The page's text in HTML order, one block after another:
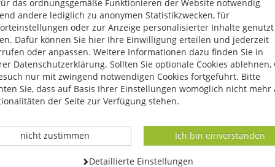
D 56291 Wiebelsheim, service@humanitas-versand.de
das ordnungsgemäße Funktionieren der Website notwendig
andere lediglich zu anonymen Statistikzwecken, für
oder zur Anzeige personalisierter Inhalte genutzt
Dafür können Sie hier Ihre Einwilligung erteilen und jederzeit
oder anpassen. Weitere Informationen dazu finden Sie in
Datenschutzerklärung. Sollten Sie optionale Cookies ablehnen,
nur mit zwingend notwendigen Cookies fortgeführt. Bitte
Sie, dass auf Basis Ihrer Einstellungen womöglich nicht mehr
der Seite zur Verfügung stehen.
Datenverarbeitung -
Ich bin einverstanden
Datenverarbeitung -
nicht zustimmen
Datenverarbeitung -
Detaillierte Einstellungen